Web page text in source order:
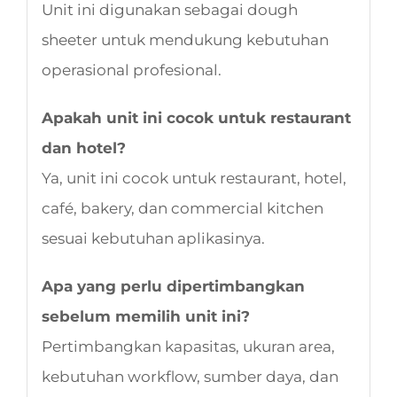
Unit ini digunakan sebagai dough
sheeter untuk mendukung kebutuhan
operasional profesional.
Apakah unit ini cocok untuk restaurant
dan hotel?
Ya, unit ini cocok untuk restaurant, hotel,
café, bakery, dan commercial kitchen
sesuai kebutuhan aplikasinya.
Apa yang perlu dipertimbangkan
sebelum memilih unit ini?
Pertimbangkan kapasitas, ukuran area,
kebutuhan workflow, sumber daya, dan